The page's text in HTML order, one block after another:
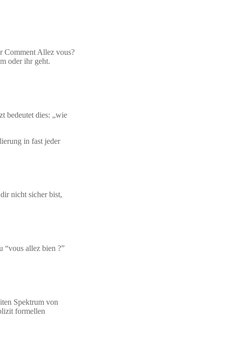
Comment Allez vous?
oder ihr geht.
bedeutet dies: „wie
in fast jeder
nicht sicher bist,
“vous allez bien ?”
Spektrum von
formellen